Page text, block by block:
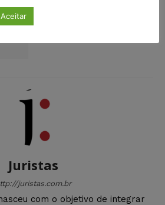
de
Juristas
juristas.com.br
com o objetivo de integrar
Aceitar